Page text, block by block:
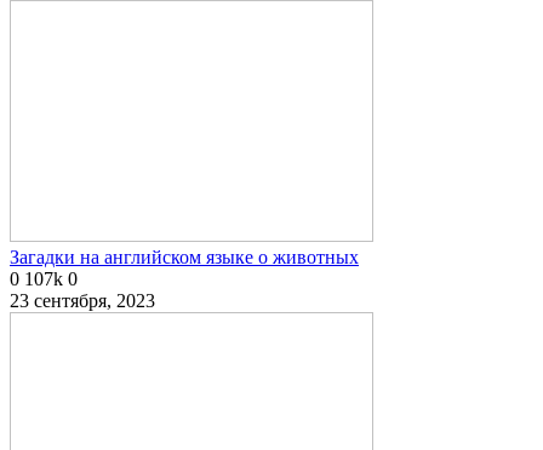
Загадки на английском языке о животных
0 107k 0
23 сентября, 2023